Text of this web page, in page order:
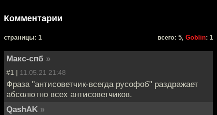
Комментарии
cтраницы: 1 всего: 5, Goblin: 1
Макс-спб »
#1 | 11.05.21 21:48
Фраза "антисоветчик-всегда русофоб" раздражает
абсолютно всех антисоветчиков.
QashAK »